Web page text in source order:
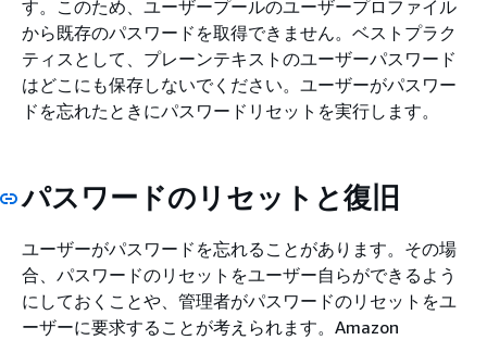
す。このため、ユーザープールのユーザープロファイル
から既存のパスワードを取得できません。ベストプラク
ティスとして、プレーンテキストのユーザーパスワード
はどこにも保存しないでください。ユーザーがパスワー
ドを忘れたときにパスワードリセットを実行します。
パスワードのリセットと復旧
ユーザーがパスワードを忘れることがあります。その場
合、パスワードのリセットをユーザー自らができるよう
にしておくことや、管理者がパスワードのリセットをユ
ーザーに要求することが考えられます。Amazon